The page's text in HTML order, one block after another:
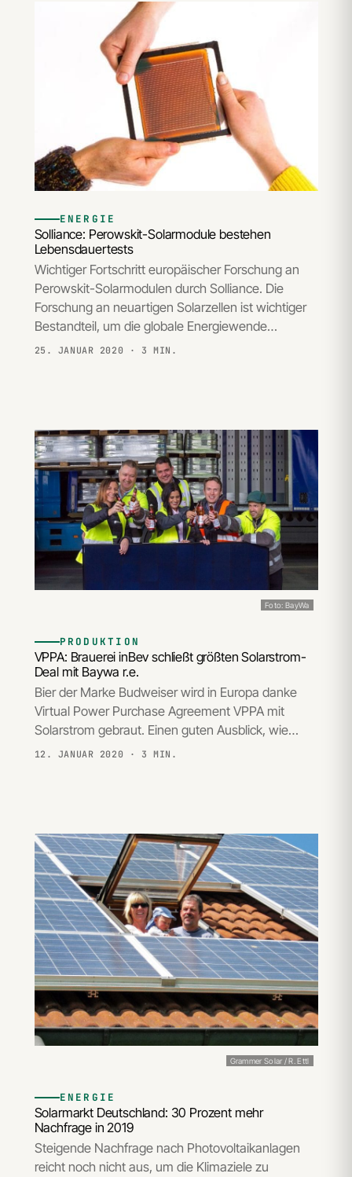
ENERGIE
Solliance: Perowskit-Solarmodule bestehen
Lebensdauertests
Wichtiger Fortschritt europäischer Forschung an
Perowskit-Solarmodulen durch Solliance. Die
Forschung an neuartigen Solarzellen ist wichtiger
Bestandteil, um die globale Energiewende…
25. JANUAR 2020 · 3 MIN.
Foto: BayWa
PRODUKTION
VPPA: Brauerei inBev schließt größten Solarstrom-
Deal mit Baywa r.e.
Bier der Marke Budweiser wird in Europa danke
Virtual Power Purchase Agreement VPPA mit
Solarstrom gebraut. Einen guten Ausblick, wie…
12. JANUAR 2020 · 3 MIN.
Grammer Solar / R. Ettl
ENERGIE
Solarmarkt Deutschland: 30 Prozent mehr
Nachfrage in 2019
Steigende Nachfrage nach Photovoltaikanlagen
reicht noch nicht aus, um die Klimaziele zu